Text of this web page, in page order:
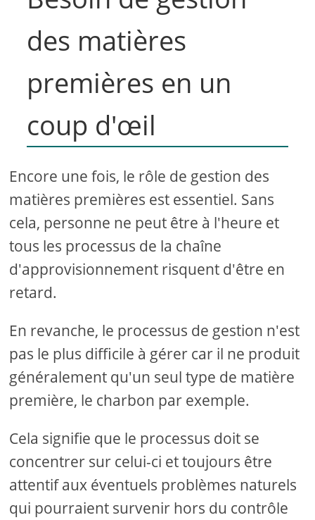
des matières
premières en un
coup d'œil
Encore une fois, le rôle de gestion des
matières premières est essentiel. Sans
cela, personne ne peut être à l'heure et
tous les processus de la chaîne
d'approvisionnement risquent d'être en
retard.
En revanche, le processus de gestion n'est
pas le plus difficile à gérer car il ne produit
généralement qu'un seul type de matière
première, le charbon par exemple.
Cela signifie que le processus doit se
concentrer sur celui-ci et toujours être
attentif aux éventuels problèmes naturels
qui pourraient survenir hors du contrôle